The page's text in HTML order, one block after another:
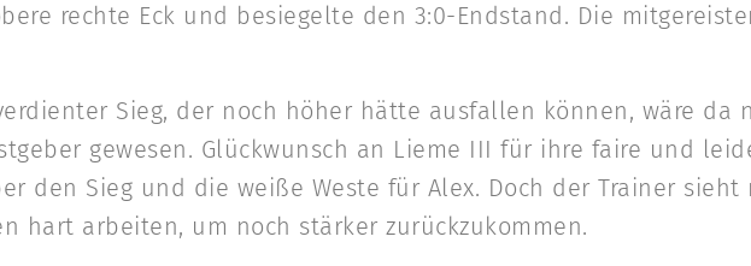
rechte Eck und besiegelte den 3:0-Endstand. Die
Sieg, der noch höher hätte ausfallen können, wäre da
gewesen. Glückwunsch an Lieme III für ihre faire und
den Sieg und die weiße Weste für Alex. Doch der Trainer sieht
hart arbeiten, um noch stärker zurückzukommen.